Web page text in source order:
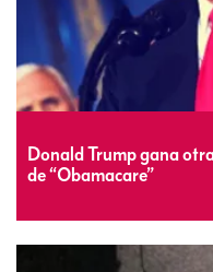
Donald Trump gana
de “Obamacare”